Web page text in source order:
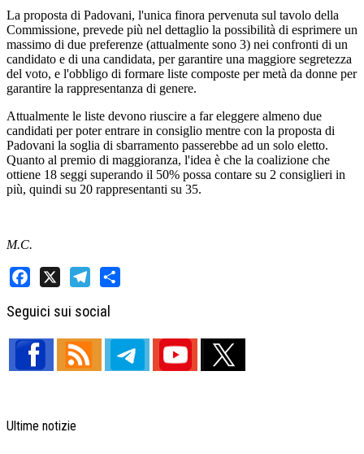
La proposta di Padovani, l'unica finora pervenuta sul tavolo della
Commissione, prevede più nel dettaglio la possibilità di esprimere un
massimo di due preferenze (attualmente sono 3) nei confronti di un
candidato e di una candidata, per garantire una maggiore segretezza
del voto, e l'obbligo di formare liste composte per metà da donne per
garantire la rappresentanza di genere.
Attualmente le liste devono riuscire a far eleggere almeno due
candidati per poter entrare in consiglio mentre con la proposta di
Padovani la soglia di sbarramento passerebbe ad un solo eletto.
Quanto al premio di maggioranza, l'idea è che la coalizione che
ottiene 18 seggi superando il 50% possa contare su 2 consiglieri in
più, quindi su 20 rappresentanti su 35.
M.C.
Seguici sui social
Ultime notizie